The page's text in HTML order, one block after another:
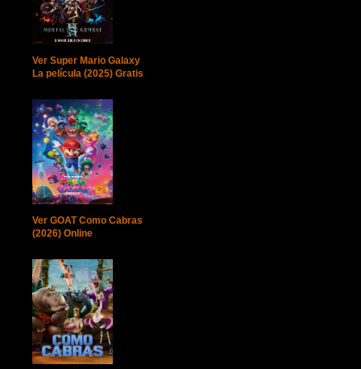
Ver Super Mario Galaxy
La película (2025) Gratis
Ver GOAT Como Cabras
(2026) Online